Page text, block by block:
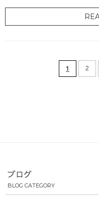
1 2
ブログ
BLOG CATEGORY